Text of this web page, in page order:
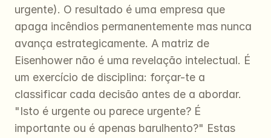
urgente). O resultado é uma empresa que
apaga incêndios permanentemente mas nunca
avança estrategicamente. A matriz de
Eisenhower não é uma revelação intelectual. É
um exercício de disciplina: forçar-te a
classificar cada decisão antes de a abordar.
"Isto é urgente ou parece urgente? É
importante ou é apenas barulhento?" Estas